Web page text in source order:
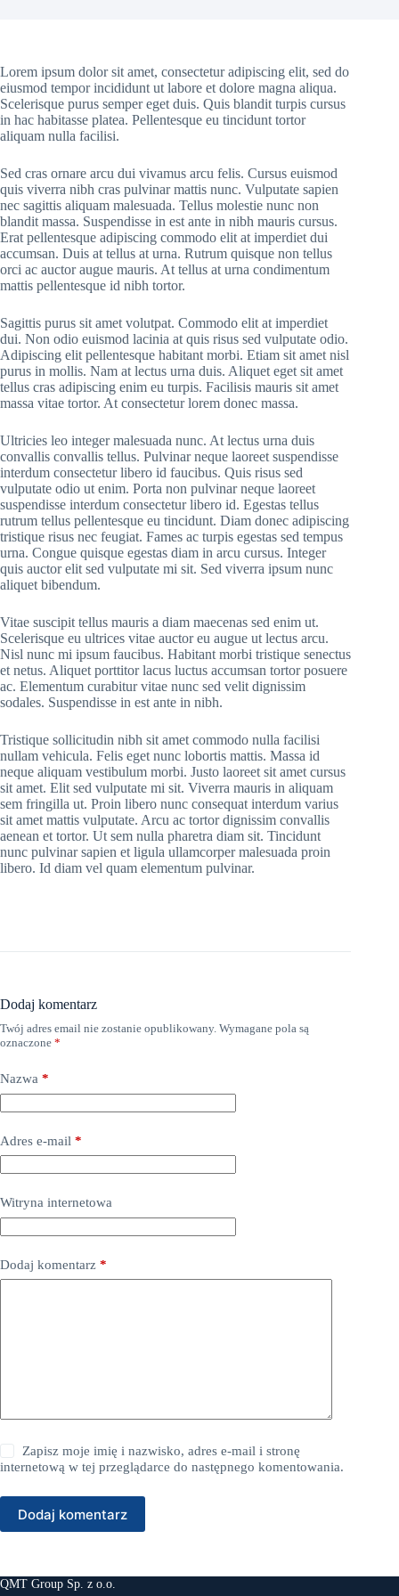
Lorem ipsum dolor sit amet, consectetur adipiscing elit, sed do
eiusmod tempor incididunt ut labore et dolore magna aliqua.
Scelerisque purus semper eget duis. Quis blandit turpis cursus
in hac habitasse platea. Pellentesque eu tincidunt tortor
aliquam nulla facilisi.
Sed cras ornare arcu dui vivamus arcu felis. Cursus euismod
quis viverra nibh cras pulvinar mattis nunc. Vulputate sapien
nec sagittis aliquam malesuada. Tellus molestie nunc non
blandit massa. Suspendisse in est ante in nibh mauris cursus.
Erat pellentesque adipiscing commodo elit at imperdiet dui
accumsan. Duis at tellus at urna. Rutrum quisque non tellus
orci ac auctor augue mauris. At tellus at urna condimentum
mattis pellentesque id nibh tortor.
Sagittis purus sit amet volutpat. Commodo elit at imperdiet
dui. Non odio euismod lacinia at quis risus sed vulputate odio.
Adipiscing elit pellentesque habitant morbi. Etiam sit amet nisl
purus in mollis. Nam at lectus urna duis. Aliquet eget sit amet
tellus cras adipiscing enim eu turpis. Facilisis mauris sit amet
massa vitae tortor. At consectetur lorem donec massa.
Ultricies leo integer malesuada nunc. At lectus urna duis
convallis convallis tellus. Pulvinar neque laoreet suspendisse
interdum consectetur libero id faucibus. Quis risus sed
vulputate odio ut enim. Porta non pulvinar neque laoreet
suspendisse interdum consectetur libero id. Egestas tellus
rutrum tellus pellentesque eu tincidunt. Diam donec adipiscing
tristique risus nec feugiat. Fames ac turpis egestas sed tempus
urna. Congue quisque egestas diam in arcu cursus. Integer
quis auctor elit sed vulputate mi sit. Sed viverra ipsum nunc
aliquet bibendum.
Vitae suscipit tellus mauris a diam maecenas sed enim ut.
Scelerisque eu ultrices vitae auctor eu augue ut lectus arcu.
Nisl nunc mi ipsum faucibus. Habitant morbi tristique senectus
et netus. Aliquet porttitor lacus luctus accumsan tortor posuere
ac. Elementum curabitur vitae nunc sed velit dignissim
sodales. Suspendisse in est ante in nibh.
Tristique sollicitudin nibh sit amet commodo nulla facilisi
nullam vehicula. Felis eget nunc lobortis mattis. Massa id
neque aliquam vestibulum morbi. Justo laoreet sit amet cursus
sit amet. Elit sed vulputate mi sit. Viverra mauris in aliquam
sem fringilla ut. Proin libero nunc consequat interdum varius
sit amet mattis vulputate. Arcu ac tortor dignissim convallis
aenean et tortor. Ut sem nulla pharetra diam sit. Tincidunt
nunc pulvinar sapien et ligula ullamcorper malesuada proin
libero. Id diam vel quam elementum pulvinar.
Dodaj komentarz
Twój adres email nie zostanie opublikowany. Wymagane pola są
oznaczone *
Nazwa *
Adres e-mail *
Witryna internetowa
Dodaj komentarz *
Zapisz moje imię i nazwisko, adres e-mail i stronę
internetową w tej przeglądarce do następnego komentowania.
Dodaj komentarz
QMT Group Sp. z o.o.